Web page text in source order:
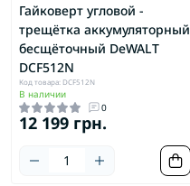
Гайковерт угловой -
трещётка аккумуляторный
бесщёточный DeWALT
DCF512N
Код товара: DCF512N
В наличии
0
12 199 грн.